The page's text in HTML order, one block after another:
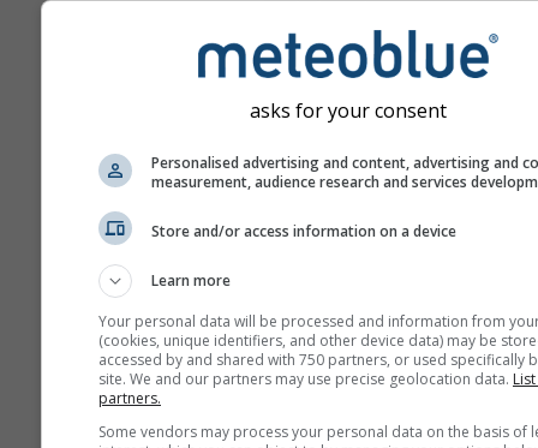
asks for your consent
Personalised advertising and content, advertising and
measurement, audience research and services
Store and/or access information on a device
Learn more
Your personal data will be processed and information from
(cookies, unique identifiers, and other device data) may be
accessed by and shared with 750 partners, or used specifically
site. We and our partners may use precise geolocation data.
partners.
Some vendors may process your personal data on the basis of